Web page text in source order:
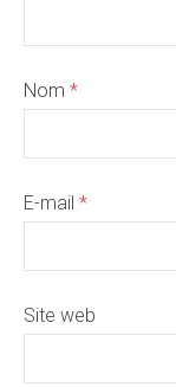
Nom *
E-mail *
Site web